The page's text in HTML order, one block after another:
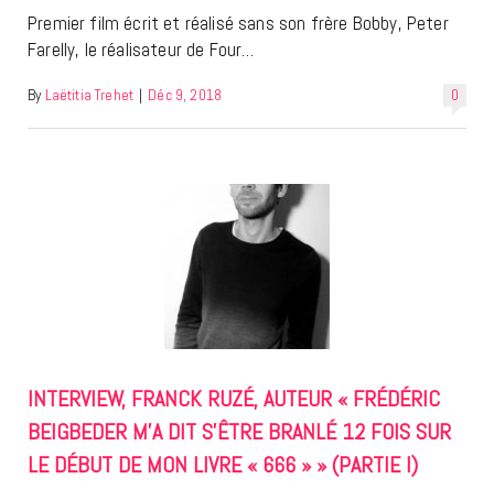
Premier film écrit et réalisé sans son frère Bobby, Peter
Farelly, le réalisateur de Four…
0
By Laëtitia Trehet | Déc 9, 2018
INTERVIEW, FRANCK RUZÉ, AUTEUR « FRÉDÉRIC
BEIGBEDER M’A DIT S’ÊTRE BRANLÉ 12 FOIS SUR
LE DÉBUT DE MON LIVRE « 666 » » (PARTIE I)